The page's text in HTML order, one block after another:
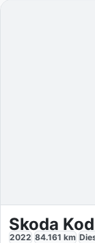
2022 84.161 km